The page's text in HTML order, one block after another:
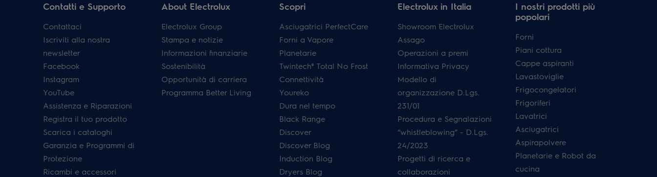
Contatti e Supporto
Contattaci
Iscriviti alla nostra
newsletter
Facebook
Instagram
YouTube
Assistenza e Riparazioni
Registra il tuo prodotto
Scarica i cataloghi
Garanzia e Programmi di
Protezione
Ricambi e accessori
About Electrolux
Electrolux Group
Stampa e notizie
Informazioni finanziarie
Sostenibilità
Opportunità di carriera
Programma Better Living
Scopri
Asciugatrici PerfectCare
Forni a Vapore
Planetarie
Twintech® Total No Frost
Connettività
Youreko
Dura nel tempo
Black Range
Discover
Discover Blog
Induction Blog
Dryers Blog
Electrolux in Italia
Showroom Electrolux
Assago
Operazioni a premi
Informativa Privacy
Modello di
organizzazione D.Lgs.
231/01
Procedura e Segnalazioni
“whistleblowing” - D.Lgs.
24/2023
Progetti di ricerca e
collaborazioni
I nostri prodotti più
popolari
Forni
Piani cottura
Cappe aspiranti
Lavastoviglie
Frigocongelatori
Frigoriferi
Lavatrici
Asciugatrici
Aspirapolvere
Planetarie e Robot da
cucina